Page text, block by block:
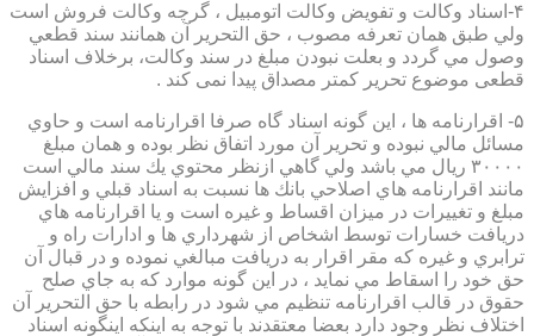
۴-اسناد وكالت و تفويض وكالت اتومبيل ، گرچه وكالت فروش است
ولي طبق همان تعرفه مصوب ، حق التحرير آن همانند سند قطعي
وصول مي گردد و بعلت نبودن مبلغ در سند وكالت، برخلاف اسناد
قطعی موضوع تحریر کمتر مصداق پیدا نمی کند .
۵- اقرارنامه ها ، اين گونه اسناد گاه صرفا اقرارنامه است و حاوي
مسائل مالي نبوده و تحرير آن مورد اتفاق نظر بوده و همان مبلغ
۳۰۰۰۰ ريال مي باشد ولي گاهي ازنظر محتوي يك سند مالي است
مانند اقرارنامه هاي اصلاحي بانك ها نسبت به اسناد قبلي و افزايش
مبلغ و تغييرات در ميزان اقساط و غيره است و يا اقرارنامه هاي
دريافت خسارات توسط اشخاص از شهرداري ها و ادارات راه و
ترابري و غيره كه مقر اقرار به دريافت مبالغي نموده و در قبال آن
حق خود را اسقاط مي نمايد ، در اين گونه موارد كه به جاي صلح
حقوق در قالب اقرارنامه تنظيم مي شود در رابطه با حق التحرير آن
اختلاف نظر وجود دارد بعضا معتقدند با توجه به اينكه اينگونه اسناد